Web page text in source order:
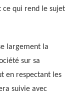
ce qui rend le sujet
largement la
sur sa
en respectant les
suivie avec